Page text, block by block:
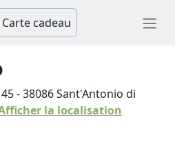
Carte cadeau
-38086Sant'Antonio di
la localisation